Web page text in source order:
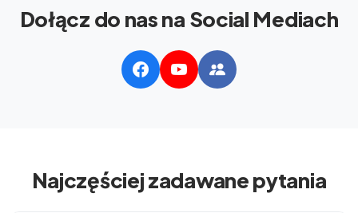
Dołącz do nas na Social Mediach
Najczęściej zadawane pytania